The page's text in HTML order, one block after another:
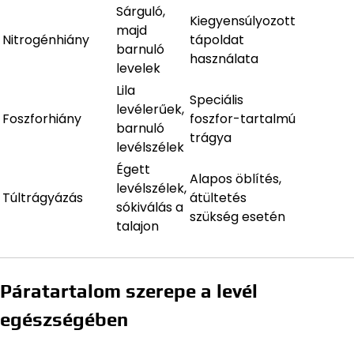
Nitrogénhiány
Sárguló,
majd
barnuló
levelek
Kiegyensúlyozott
tápoldat
használata
Foszforhiány
Lila
levélerűek,
barnuló
levélszélek
Speciális
foszfor-tartalmú
trágya
Túltrágyázás
Égett
levélszélek,
sókiválás a
talajon
Alapos öblítés,
átültetés
szükség esetén
Páratartalom szerepe a levél
egészségében